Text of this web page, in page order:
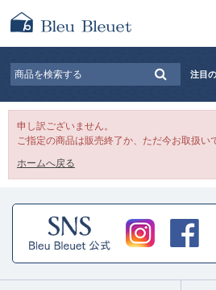
注目
申し訳ございません。
ご指定の商品は販売終了か、ただ今お取扱い
ホームへ戻る